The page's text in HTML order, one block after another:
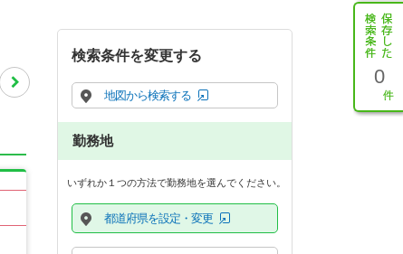
0
検索条件を変更する
地図から検索する
勤務地
いずれか１つの方法で勤務地を選んでください。
都道府県を設定・変更